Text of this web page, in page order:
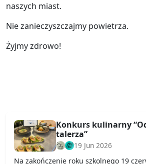
naszych miast.
Nie zanieczyszczajmy powietrza.
Żyjmy zdrowo!
Konkurs kulinarny
talerza”
19 Jun 2026
Na zakończenie roku szkolnego 19